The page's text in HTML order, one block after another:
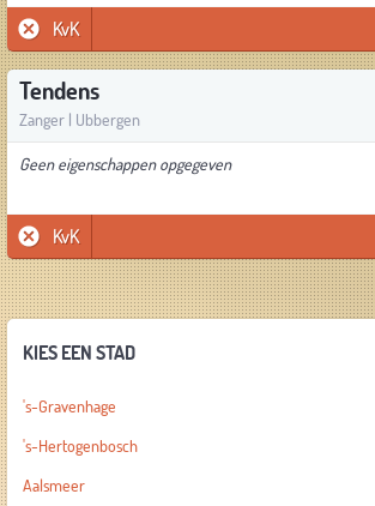
KvK
Tendens
Zanger | Ubbergen
Geen eigenschappen opgegeven
KvK
KIES EEN STAD
's-Gravenhage
's-Hertogenbosch
Aalsmeer